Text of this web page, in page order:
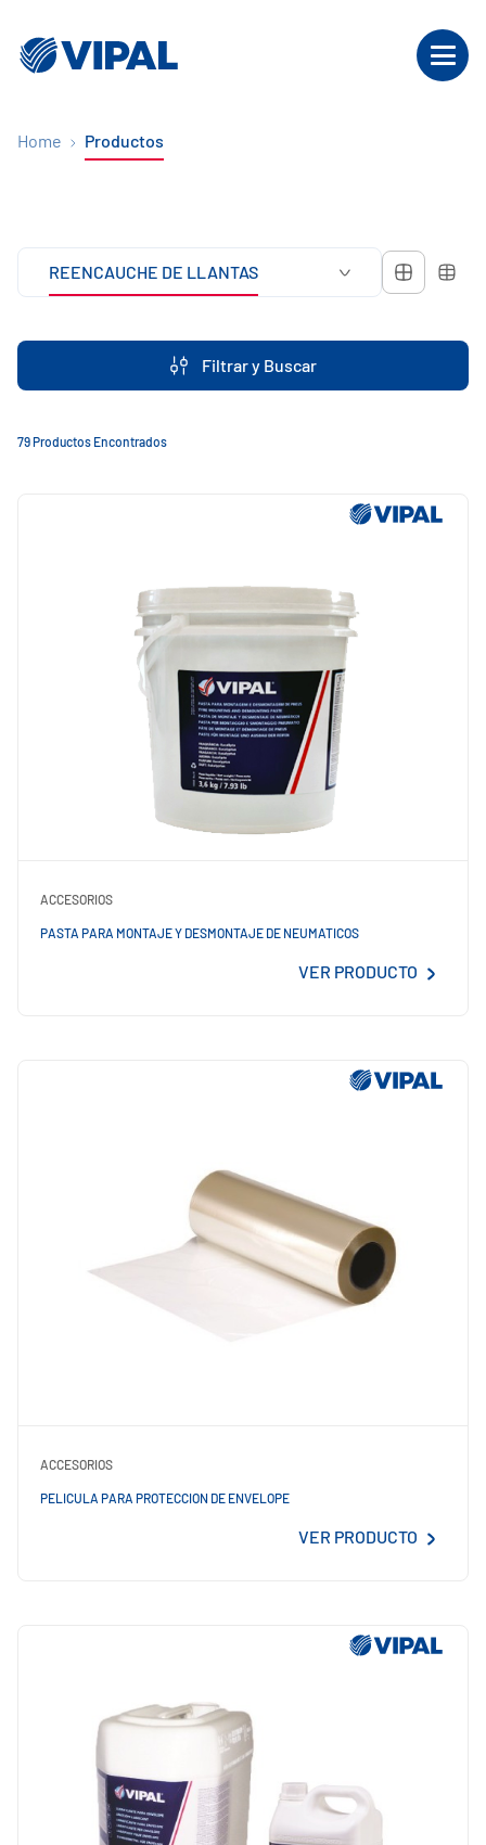
Home Productos
Filtrar y Buscar
REENCAUCHE DE LLANTAS
79 Productos Encontrados
ACCESORIOS
PASTA PARA MONTAJE Y DESMONTAJE DE NEUMATICOS
VER PRODUCTO
ACCESORIOS
PELICULA PARA PROTECCION DE ENVELOPE
VER PRODUCTO